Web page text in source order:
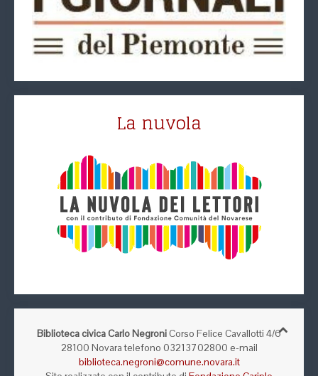
La nuvola
Biblioteca civica Carlo NegroniCorso Felice Cavallotti 4/6
28100 Novara telefono 03213702800 e-mail
biblioteca.negroni@comune.novara.it